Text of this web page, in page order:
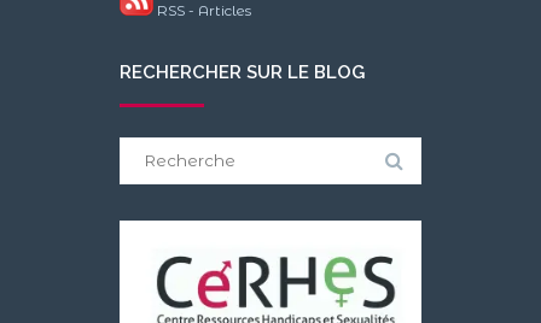
RSS - Articles
RECHERCHER SUR LE BLOG